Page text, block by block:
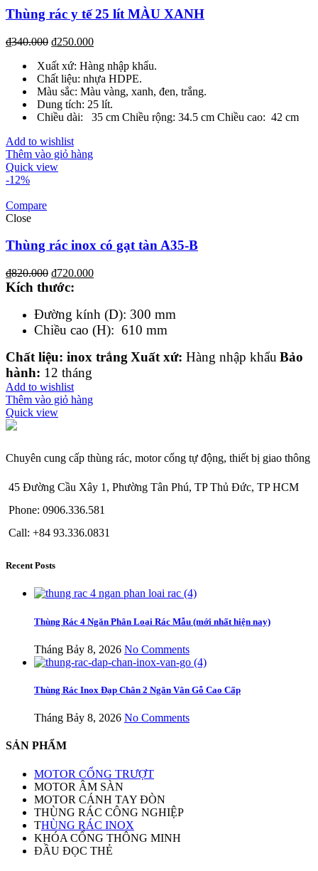
Thùng rác y tế 25 lít MÀU XANH
₫340.000 ₫250.000
Xuất xứ: Hàng nhập khẩu.
Chất liệu: nhựa HDPE.
Màu sắc: Màu vàng, xanh, đen, trắng.
Dung tích: 25 lít.
Chiều dài: 35 cm Chiều rộng: 34.5 cm Chiều cao: 42 cm
Add to wishlist
Thêm vào giỏ hàng
Quick view
-12%
Compare
Close
Thùng rác inox có gạt tàn A35-B
₫820.000 ₫720.000
Kích thước:
Đường kính (D): 300 mm
Chiều cao (H): 610 mm
Chất liệu: inox trắng Xuất xứ: Hàng nhập khẩu Bảo
hành: 12 tháng
Add to wishlist
Thêm vào giỏ hàng
Quick view
Chuyên cung cấp thùng rác, motor cổng tự động, thiết bị giao thông
45 Đường Cầu Xây 1, Phường Tân Phú, TP Thủ Đức, TP HCM
Phone: 0906.336.581
Call: +84 93.336.0831
Recent Posts
Thùng Rác 4 Ngăn Phân Loại Rác Mẫu (mới nhất hiện nay)
Tháng Bảy 8, 2026 No Comments
Thùng Rác Inox Đạp Chân 2 Ngăn Vân Gỗ Cao Cấp
Tháng Bảy 8, 2026 No Comments
SẢN PHẨM
MOTOR CỔNG TRƯỢT
MOTOR ÂM SÀN
MOTOR CÁNH TAY ĐÒN
THÙNG RÁC CÔNG NGHIỆP
THÙNG RÁC INOX
KHÓA CỔNG THÔNG MINH
ĐẦU ĐỌC THẺ